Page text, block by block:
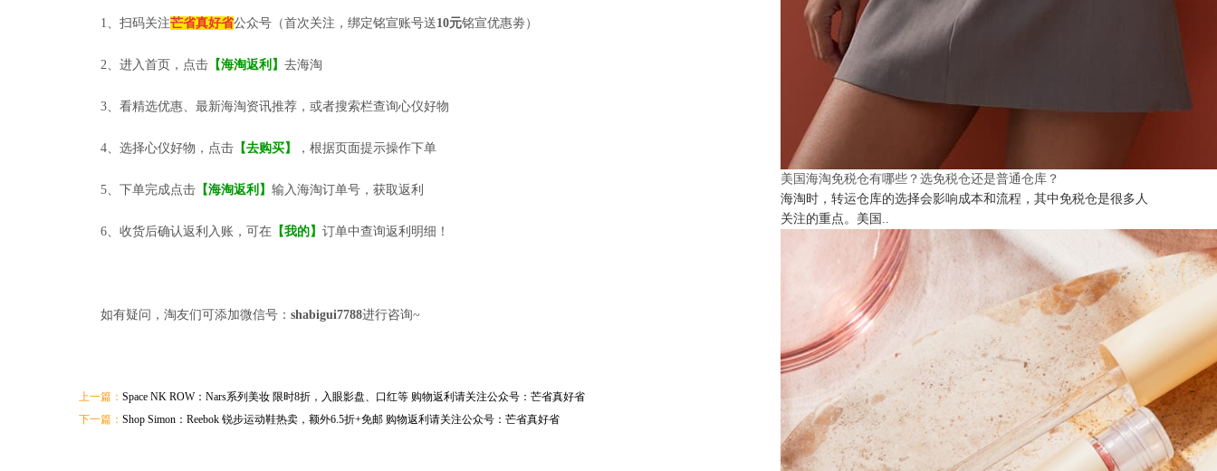
1、扫码关注芒省真好省公众号（首次关注，绑定铭宣账号送10元铭宣优惠劵）
2、进入首页，点击 【海淘返利】 去海淘
3、看精选优惠、最新海淘资讯推荐，或者搜索栏查询心仪好物
4、选择心仪好物，点击 【去购买】 ，根据页面提示操作下单
5、下单完成点击 【海淘返利】 输入海淘订单号，获取返利
6、收货后确认返利入账，可在 【我的】 订单中查询返利明细！
如有疑问，淘友们可添加微信号： shabigui7788进行咨询~
上一篇： Space NK ROW：Nars系列美妆 限时8折，入眼影盘、口红等 购物返利请关注公众号：芒省真好省
下一篇： Shop Simon：Reebok 锐步运动鞋热卖，额外6.5折+免邮 购物返利请关注公众号：芒省真好省
美国海淘免税仓有哪些？选免税仓还是普通仓库？
海淘时，转运仓库的选择会影响成本和流程，其中免税仓是很多人
关注的重点。美国..